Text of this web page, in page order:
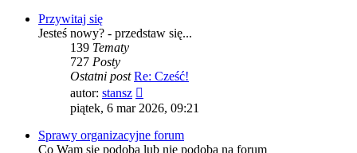
Przywitaj się
Jesteś nowy? - przedstaw się...
139 Tematy
727 Posty
Ostatni post Re: Cześć!
autor: stansz
najnowszy
piątek, 6 mar 2026, 09:21
Sprawy organizacyjne forum
Co Wam się podoba lub nie podoba na forum